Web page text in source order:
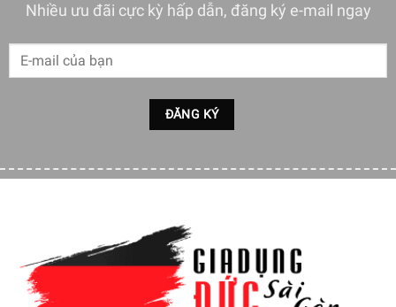
Nhiều ưu đãi cực kỳ hấp dẫn, đăng ký e-mail ngay